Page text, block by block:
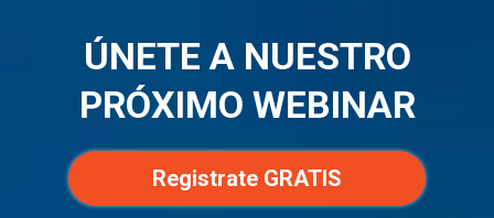
ÚNETE A NUESTRO
PRÓXIMO WEBINAR
Registrate GRATIS